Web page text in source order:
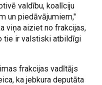
valdību, koalīciju
un piedāvājumiem,"
viņa aiziet no frakcijas,
tie ir valstiski atbildīgi
frakcijas vadītājs
ka jebkura deputāta